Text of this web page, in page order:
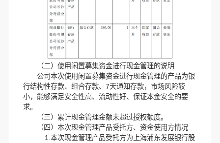
（二）使用闲置募集资金进行现金管理的说明
公司本次使用闲置募集资金进行现金管理的产品为银
行结构性存款、组合存款、7天通知存款，市场风险较
小，能够满足安全性高、流动性好、保证本金安全的要
求。
（三）累计现金管理金额未超过授权额度。
（四）本次现金管理产品受托方、资金使用方情况
1.本次现金管理产品受托方为上海浦东发展银行股